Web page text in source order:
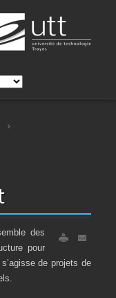
des
pour
de projets de